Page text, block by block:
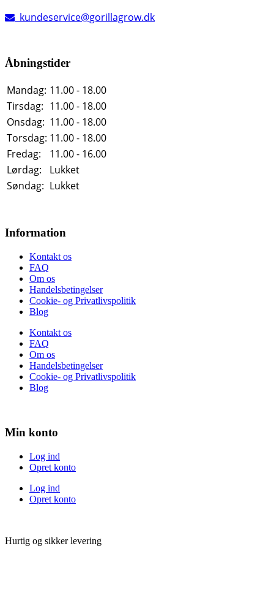
kundeservice@gorillagrow.dk
Åbningstider
Mandag: 11.00 - 18.00
Tirsdag: 11.00 - 18.00
Onsdag: 11.00 - 18.00
Torsdag: 11.00 - 18.00
Fredag:
11.00 - 16.00
Lørdag:
Lukket
Søndag: Lukket
Information
Kontakt os
FAQ
Om os
Handelsbetingelser
Cookie- og Privatlivspolitik
Blog
Kontakt os
FAQ
Om os
Handelsbetingelser
Cookie- og Privatlivspolitik
Blog
Min konto
Log ind
Opret konto
Log ind
Opret konto
Hurtig og sikker levering